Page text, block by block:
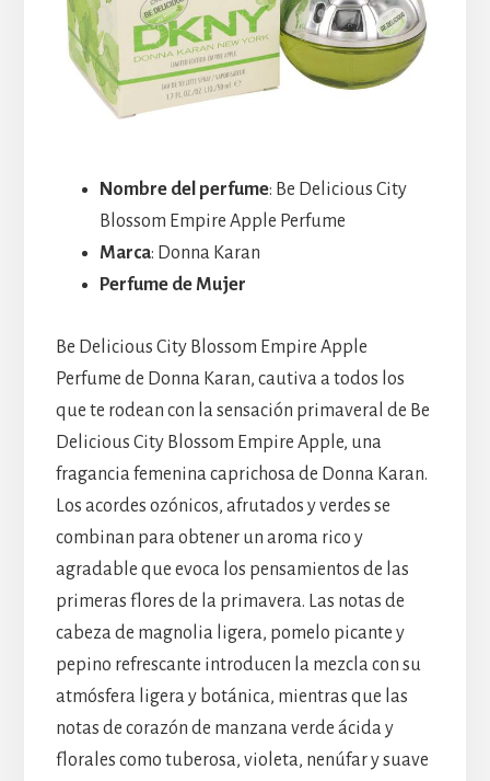
Nombre del perfume: Be Delicious City
Blossom Empire Apple Perfume
Marca: Donna Karan
Perfume de Mujer
Be Delicious City Blossom Empire Apple
Perfume de Donna Karan, cautiva a todos los
que te rodean con la sensación primaveral de Be
Delicious City Blossom Empire Apple, una
fragancia femenina caprichosa de Donna Karan.
Los acordes ozónicos, afrutados y verdes se
combinan para obtener un aroma rico y
agradable que evoca los pensamientos de las
primeras flores de la primavera. Las notas de
cabeza de magnolia ligera, pomelo picante y
pepino refrescante introducen la mezcla con su
atmósfera ligera y botánica, mientras que las
notas de corazón de manzana verde ácida y
florales como tuberosa, violeta, nenúfar y suave